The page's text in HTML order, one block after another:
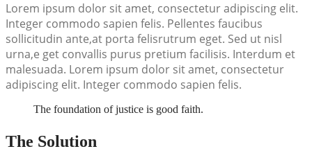
Lorem ipsum dolor sit amet, consectetur adipiscing elit.
Integer commodo sapien felis. Pellentes faucibus
sollicitudin ante,at porta felisrutrum eget. Sed ut nisl
urna,e get convallis purus pretium facilisis. Interdum et
malesuada. Lorem ipsum dolor sit amet, consectetur
adipiscing elit. Integer commodo sapien felis.
The foundation of justice is good faith.
The Solution